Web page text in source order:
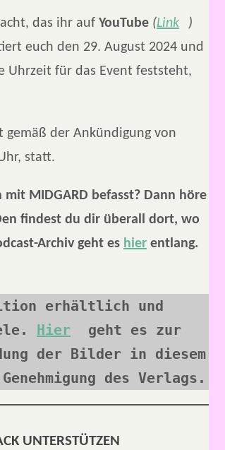
das ihr auf YouTube (Link
)
euch den 29. August 2024 und
Uhrzeit für das Event feststeht,
gemäß der Ankündigung von
statt.
mit MIDGARD befasst? Dann höre
findest du dir überall dort, wo
Archiv geht es hier entlang.
erhältlich und
Hier
geht es zur
der Bilder in diesem
des Verlags.
UNTERSTÜTZEN